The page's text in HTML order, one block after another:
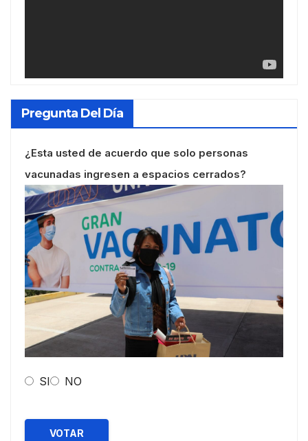
Pregunta Del Día
¿Esta usted de acuerdo que solo personas
vacunadas ingresen a espacios cerrados?
SI NO
VOTAR